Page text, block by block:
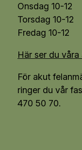
Onsdag 10-12
Torsdag 10-12
Fredag 10-12
Här ser du
För akut
ringer du vår
470 50 70.